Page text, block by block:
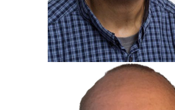
Kindertraum erfüllt, Beim Radio
gelandet.